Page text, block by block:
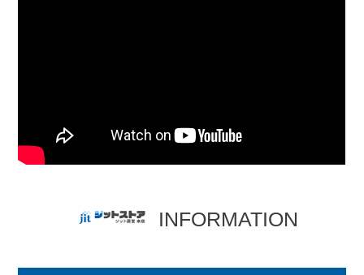
INFORMATION